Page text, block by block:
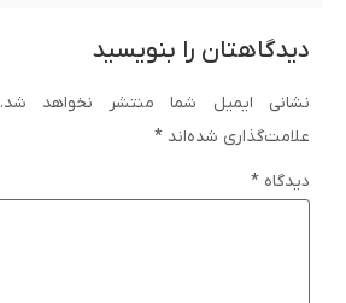
دیدگاهتان را بنویسید
نشانی ایمیل شما منتشر نخواهد شد.
علامت‌گذاری شده‌اند *
دیدگاه *